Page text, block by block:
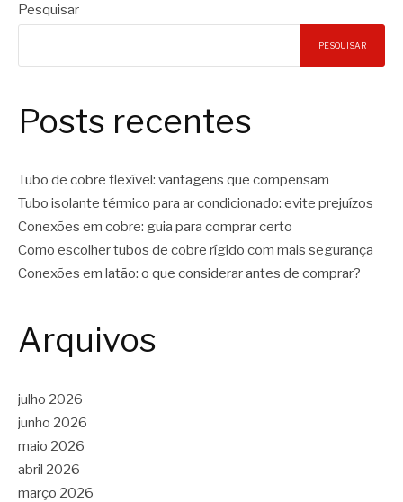
Pesquisar
PESQUISAR
Posts recentes
Tubo de cobre flexível: vantagens que compensam
Tubo isolante térmico para ar condicionado: evite prejuízos
Conexões em cobre: guia para comprar certo
Como escolher tubos de cobre rígido com mais segurança
Conexões em latão: o que considerar antes de comprar?
Arquivos
julho 2026
junho 2026
maio 2026
abril 2026
março 2026